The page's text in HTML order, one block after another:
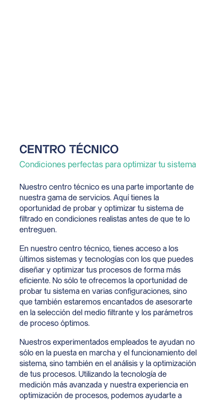
CENTRO TÉCNICO
Condiciones perfectas para optimizar tu sistema
Nuestro centro técnico es una parte importante de
nuestra gama de servicios. Aquí tienes la
oportunidad de probar y optimizar tu sistema de
filtrado en condiciones realistas antes de que te lo
entreguen.
En nuestro centro técnico, tienes acceso a los
últimos sistemas y tecnologías con los que puedes
diseñar y optimizar tus procesos de forma más
eficiente. No sólo te ofrecemos la oportunidad de
probar tu sistema en varias configuraciones, sino
que también estaremos encantados de asesorarte
en la selección del medio filtrante y los parámetros
de proceso óptimos.
Nuestros experimentados empleados te ayudan no
sólo en la puesta en marcha y el funcionamiento del
sistema, sino también en el análisis y la optimización
de tus procesos. Utilizando la tecnología de
medición más avanzada y nuestra experiencia en
optimización de procesos, podemos ayudarte a